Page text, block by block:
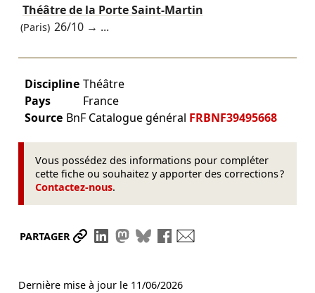
Théâtre de la Porte Saint-Martin
(Paris) 26/10 → ...
Discipline Théâtre
Pays
France
Source BnF Catalogue général FRBNF39495668
Vous possédez des informations pour compléter
cette fiche ou souhaitez y apporter des corrections ?
Contactez-nous.
PARTAGER Partager le lien
Partager sur LinkedIn
Partager sur Mastodon
Partager sur Bluesky
Partager sur Facebook
Dernière mise à jour le 11/06/2026